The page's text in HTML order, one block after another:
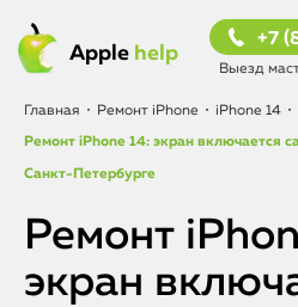
Apple help
+7
Выезд
Главная • Ремонт iPhone • iPhone 14 •
Ремонт iPhone 14: экран включается
Санкт-Петербурге
Ремонт
экран